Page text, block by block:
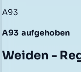
A93
A93 aufgehoben
Weiden -